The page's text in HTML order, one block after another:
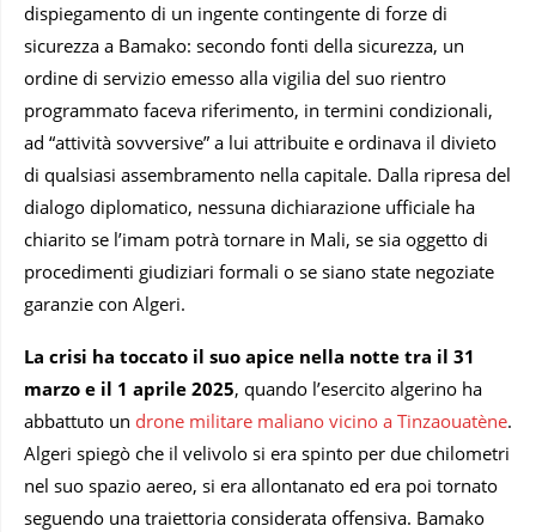
dispiegamento di un ingente contingente di forze di
sicurezza a Bamako: secondo fonti della sicurezza, un
ordine di servizio emesso alla vigilia del suo rientro
programmato faceva riferimento, in termini condizionali,
ad “attività sovversive” a lui attribuite e ordinava il divieto
di qualsiasi assembramento nella capitale. Dalla ripresa del
dialogo diplomatico, nessuna dichiarazione ufficiale ha
chiarito se l’imam potrà tornare in Mali, se sia oggetto di
procedimenti giudiziari formali o se siano state negoziate
garanzie con Algeri.
La crisi ha toccato il suo apice nella notte tra il 31
marzo e il 1 aprile 2025, quando l’esercito algerino ha
abbattuto un drone militare maliano vicino a Tinzaouatène.
Algeri spiegò che il velivolo si era spinto per due chilometri
nel suo spazio aereo, si era allontanato ed era poi tornato
seguendo una traiettoria considerata offensiva. Bamako